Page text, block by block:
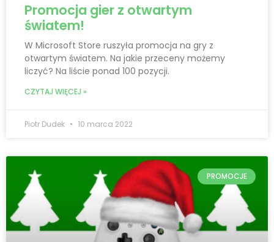
Promocja gier z otwartym
światem!
W Microsoft Store ruszyła promocja na gry z
otwartym światem. Na jakie przeceny możemy
liczyć? Na liście ponad 100 pozycji.
CZYTAJ WIĘCEJ »
Piotr Dudek 10 marca 2022
PROMOCJE